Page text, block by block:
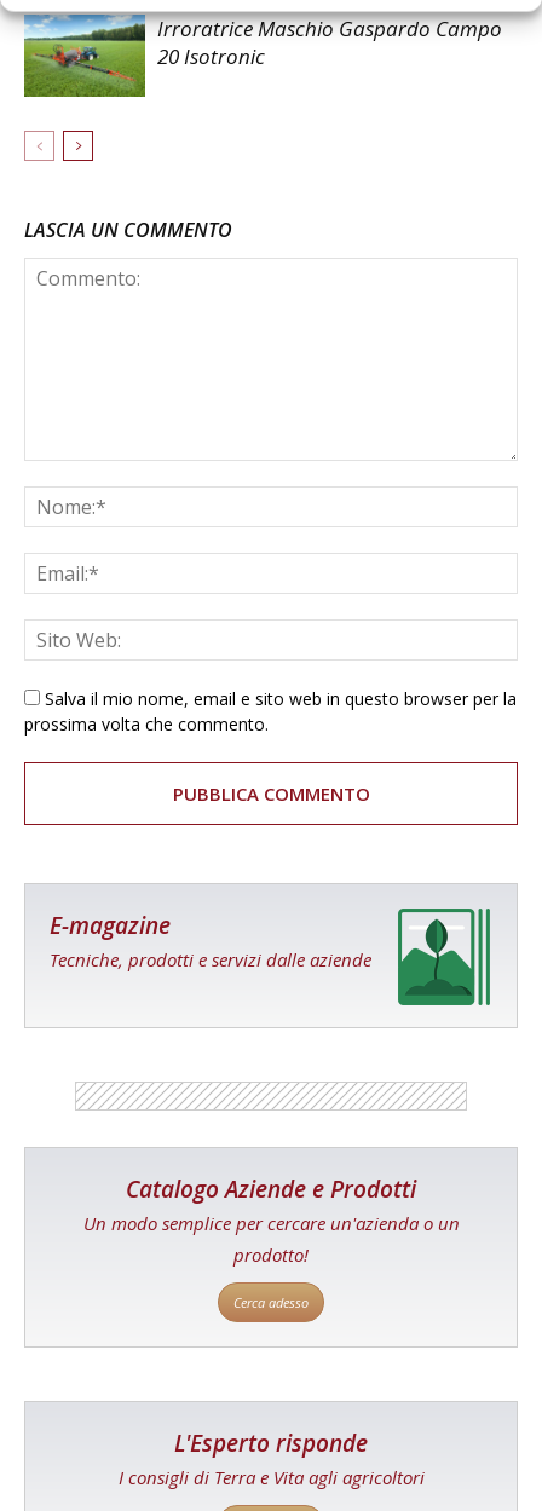
Irroratrice Maschio Gaspardo Campo
20 Isotronic
LASCIA UN COMMENTO
Salva il mio nome, email e sito web in questo browser per la
prossima volta che commento.
E-magazine
Tecniche, prodotti e servizi dalle aziende
Catalogo Aziende e Prodotti
Un modo semplice per cercare un'azienda o un
prodotto!
Cerca adesso
L'Esperto risponde
I consigli di Terra e Vita agli agricoltori